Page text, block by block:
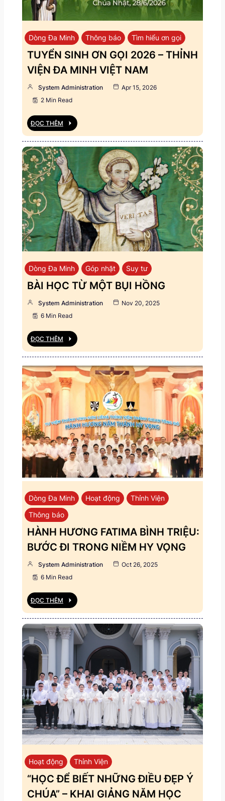
Dòng Đa Minh Thông báo Tìm hiểu ơn gọi
TUYỂN SINH ƠN GỌI 2026 – THỈNH
VIỆN ĐA MINH VIỆT NAM
System Administration
Apr 15, 2026
2 Min Read
ĐỌC THÊM
Dòng Đa Minh Góp nhặt Suy tư
BÀI HỌC TỪ MỘT BỤI HỒNG
System Administration
Nov 20, 2025
6 Min Read
ĐỌC THÊM
Dòng Đa Minh Hoạt động
Thỉnh Viện
Thông báo
HÀNH HƯƠNG FATIMA BÌNH TRIỆU:
BƯỚC ĐI TRONG NIỀM HY VỌNG
System Administration
Oct 26, 2025
6 Min Read
ĐỌC THÊM
Hoạt động Thỉnh Viện
“HỌC ĐỂ BIẾT NHỮNG ĐIỀU ĐẸP Ý
CHÚA” – KHAI GIẢNG NĂM HỌC